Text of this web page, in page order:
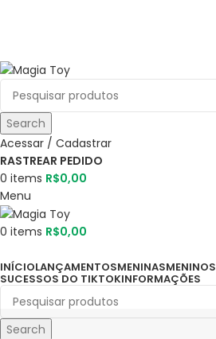
Search
Acessar / Cadastrar
RASTREAR PEDIDO
0 items R$0,00
Menu
0 items R$0,00
INÍCIOLANÇAMENTOSMENINASMENINOS
SUCESSOS DO TIKTOKINFORMAÇÕES
Search